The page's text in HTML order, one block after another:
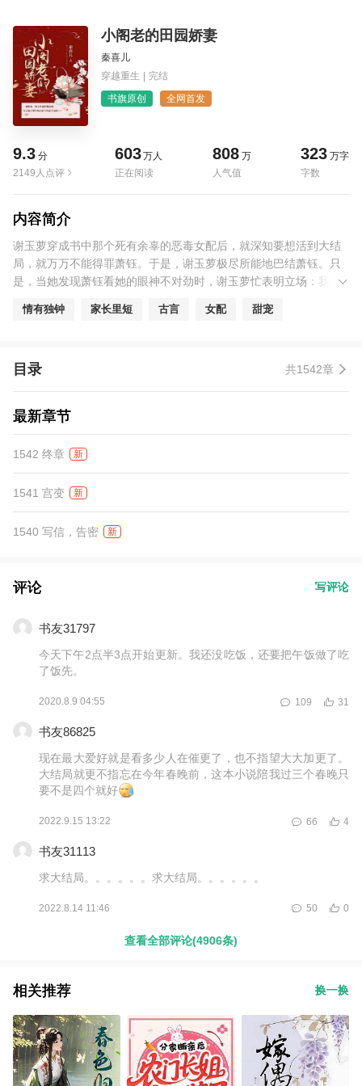
小阁老的田园娇妻
秦喜儿
穿越重生 | 完结
书旗原创 全网首发
9.3 分
2149人点评
603万人
正在阅读
808 万
人气值
323 万字
字数
内容简介
谢玉萝穿成书中那个死有余辜的恶毒女配后，就深知要想活到大结
局，就万万不能得罪萧钰。于是，谢玉萝极尽所能地巴结萧钰。只
是，当她发现萧钰看她的眼神不对劲时，谢玉萝忙表明立场：我只
抹净，谢玉萝感慨：我只想活到全剧终，没想到抢了女主的戏……
情有独钟 家长里短 古言 女配 甜宠
目录 共1542章
最新章节
1542 终章 新
1541 宫变 新
1540 写信，告密 新
评论 写评论
书友31797
今天下午2点半3点开始更新。我还没吃饭，还要把午饭做了吃
了饭先。
2020.8.9 04:55 31
109
书友86825
现在最大爱好就是看多少人在催更了，也不指望大大加更了。
大结局就更不指忘在今年春晚前，这本小说陪我过三个春晚只
要不是四个就好
2022.9.15 13:22 4
66
书友31113
求大结局。。。。。。求大结局。。。。。。
2022.8.14 11:46 0
50
查看全部评论(4906条)
相关推荐 换一换